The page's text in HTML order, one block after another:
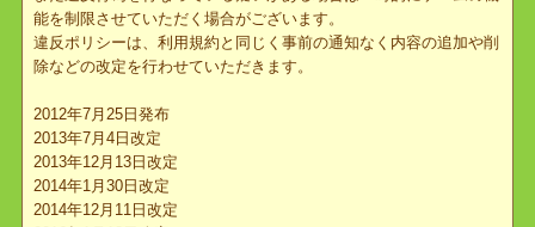
▼刑事事件に発展しうる行為
殺害やテロの予告など刑事事件に発展しうる行為。
アプリケーションの使用を即時停止した上で警察へ連絡させていた
だきます。
▼業務妨害
当社に対する脅迫並びに業務を妨害する行為。